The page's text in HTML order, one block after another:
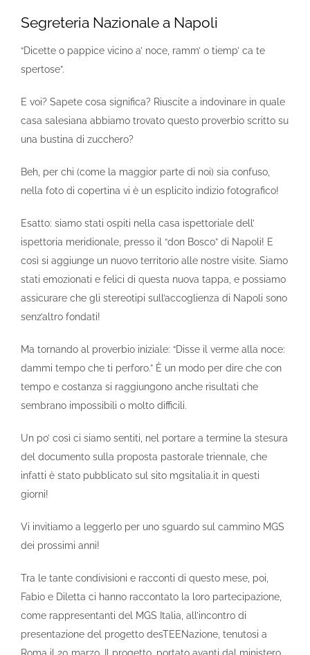
Segreteria Nazionale a Napoli
“Dicette o pappice vicino a’ noce, ramm’ o tiemp’ ca te
spertose”.
E voi? Sapete cosa significa? Riuscite a indovinare in quale
casa salesiana abbiamo trovato questo proverbio scritto su
una bustina di zucchero?
Beh, per chi (come la maggior parte di noi) sia confuso,
nella foto di copertina vi è un esplicito indizio fotografico!
Esatto: siamo stati ospiti nella casa ispettoriale dell’
ispettoria meridionale, presso il “don Bosco” di Napoli! E
così si aggiunge un nuovo territorio alle nostre visite. Siamo
stati emozionati e felici di questa nuova tappa, e possiamo
assicurare che gli stereotipi sull’accoglienza di Napoli sono
senz’altro fondati!
Ma tornando al proverbio iniziale: “Disse il verme alla noce:
dammi tempo che ti perforo.” È un modo per dire che con
tempo e costanza si raggiungono anche risultati che
sembrano impossibili o molto difficili.
Un po’ così ci siamo sentiti, nel portare a termine la stesura
del documento sulla proposta pastorale triennale, che
infatti è stato pubblicato sul sito mgsitalia.it in questi
giorni!
Vi invitiamo a leggerlo per uno sguardo sul cammino MGS
dei prossimi anni!
Tra le tante condivisioni e racconti di questo mese, poi,
Fabio e Diletta ci hanno raccontato la loro partecipazione,
come rappresentanti del MGS Italia, all’incontro di
presentazione del progetto desTEENazione, tenutosi a
Roma il 20 marzo. Il progetto, portato avanti dal ministero